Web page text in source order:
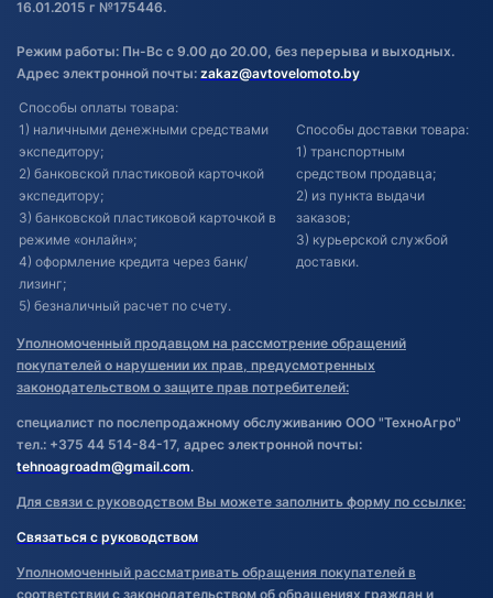
16.01.2015 г №175446.
Режим работы: Пн-Вс с 9.00 до 20.00, без перерыва и выходных.
Адрес электронной почты: zakaz@avtovelomoto.by
Способы оплаты товара:
1) наличными денежными средствами
экспедитору;
2) банковской пластиковой карточкой
экспедитору;
3) банковской пластиковой карточкой в
режиме «онлайн»;
4) оформление кредита через банк/
лизинг;
5) безналичный расчет по счету.
Способы доставки товара:
1) транспортным
средством продавца;
2) из пункта выдачи
заказов;
3) курьерской службой
доставки.
Уполномоченный продавцом на рассмотрение обращений
покупателей о нарушении их прав, предусмотренных
законодательством о защите прав потребителей:
специалист по послепродажному обслуживанию ООО "ТехноАгро"
тел.: +375 44 514-84-17, адрес электронной почты:
tehnoagroadm@gmail.com.
Для связи с руководством Вы можете заполнить форму по ссылке:
Связаться с руководством
Уполномоченный рассматривать обращения покупателей в
соответствии с законодательством об обращениях граждан и